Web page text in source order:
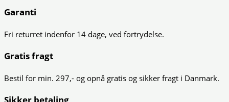
Garanti
Fri returret indenfor 14 dage, ved fortrydelse.
Gratis fragt
Bestil for min. 297,- og opnå gratis og sikker fragt i Danmark.